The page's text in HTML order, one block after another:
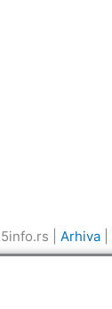
| Arhiva